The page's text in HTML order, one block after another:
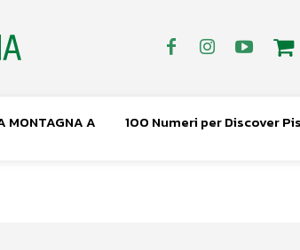
MONTAGNA A 100 Numeri per Discover